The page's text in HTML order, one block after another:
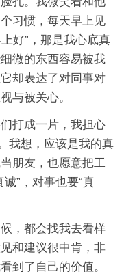
习惯，每天早上见
好”，那是我心底真
微的东西容易被我
却表达了对同事对
与被关心。
打成一片，我担心
我想，应该是我的真
朋友，也愿意把工
”，对事也要“真
，都会找我去看样
和建议很中肯，非
到了自己的价值。